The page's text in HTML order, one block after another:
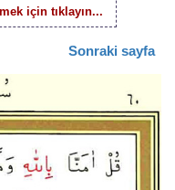
için tıklayın...
Sonraki sayfa